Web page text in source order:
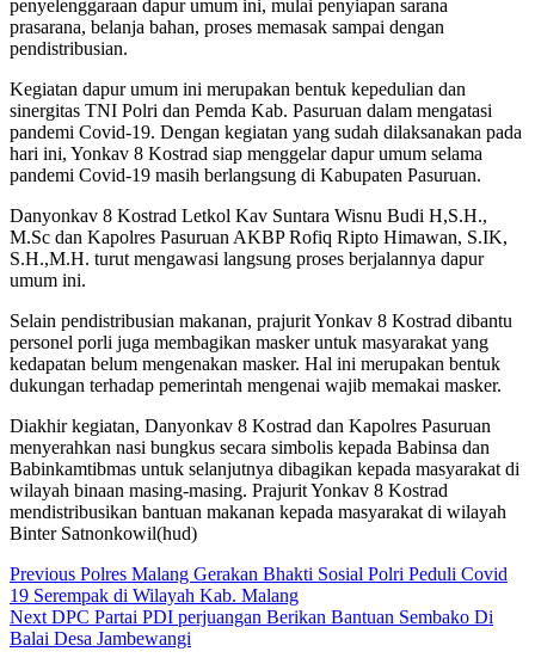
penyelenggaraan dapur umum ini, mulai penyiapan sarana
prasarana, belanja bahan, proses memasak sampai dengan
pendistribusian.
Kegiatan dapur umum ini merupakan bentuk kepedulian dan
sinergitas TNI Polri dan Pemda Kab. Pasuruan dalam mengatasi
pandemi Covid-19. Dengan kegiatan yang sudah dilaksanakan pada
hari ini, Yonkav 8 Kostrad siap menggelar dapur umum selama
pandemi Covid-19 masih berlangsung di Kabupaten Pasuruan.
Danyonkav 8 Kostrad Letkol Kav Suntara Wisnu Budi H,S.H.,
M.Sc dan Kapolres Pasuruan AKBP Rofiq Ripto Himawan, S.IK,
S.H.,M.H. turut mengawasi langsung proses berjalannya dapur
umum ini.
Selain pendistribusian makanan, prajurit Yonkav 8 Kostrad dibantu
personel porli juga membagikan masker untuk masyarakat yang
kedapatan belum mengenakan masker. Hal ini merupakan bentuk
dukungan terhadap pemerintah mengenai wajib memakai masker.
Diakhir kegiatan, Danyonkav 8 Kostrad dan Kapolres Pasuruan
menyerahkan nasi bungkus secara simbolis kepada Babinsa dan
Babinkamtibmas untuk selanjutnya dibagikan kepada masyarakat di
wilayah binaan masing-masing. Prajurit Yonkav 8 Kostrad
mendistribusikan bantuan makanan kepada masyarakat di wilayah
Binter Satnonkowil(hud)
Continue
Reading
Previous Polres Malang Gerakan Bhakti Sosial Polri Peduli Covid
19 Serempak di Wilayah Kab. Malang
Next DPC Partai PDI perjuangan Berikan Bantuan Sembako Di
Balai Desa Jambewangi